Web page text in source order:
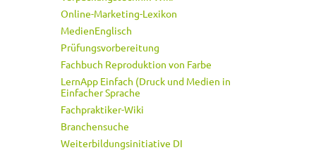
Online-Marketing-Lexikon
MedienEnglisch
Prüfungsvorbereitung
Fachbuch Reproduktion von Farbe
LernApp Einfach (Druck und Medien in
Einfacher Sprache
Fachpraktiker-Wiki
Branchensuche
Weiterbildungsinitiative DI